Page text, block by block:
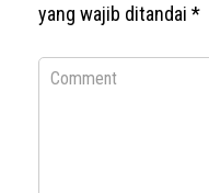
yang wajib ditandai *